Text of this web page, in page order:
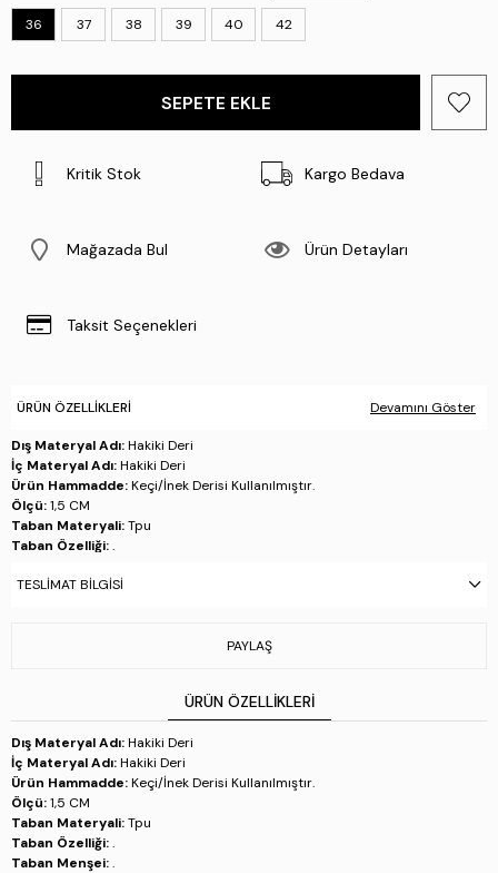
36 37 38 39 40 42
Kritik Stok Kargo Bedava
Mağazada Bul Ürün Detayları
Taksit Seçenekleri
ÜRÜN ÖZELLIKLERI Devamını Göster
Dış Materyal Adı:Hakiki Deri
İç Materyal Adı:Hakiki Deri
Ürün Hammadde:Keçi/İnek Derisi Kullanılmıştır.
Ölçü:1,5 CM
Taban Materyali:Tpu
Taban Özelliği:.
Üretim Yeri:Yunanistan
39 = 25.7
40 = 26.3
41 = 27.0
42 = 27.7
Stok Kodu : 611 H10055-B01 BN AYK SK25-26 BITTER CHOCOLATE
TESLIMAT BILGISI
PAYLAŞ
ÜRÜN ÖZELLIKLERI
Dış Materyal Adı:Hakiki Deri
İç Materyal Adı:Hakiki Deri
Ürün Hammadde:Keçi/İnek Derisi Kullanılmıştır.
Ölçü:1,5 CM
Taban Materyali:Tpu
Taban Özelliği:.
Taban Menşei:.